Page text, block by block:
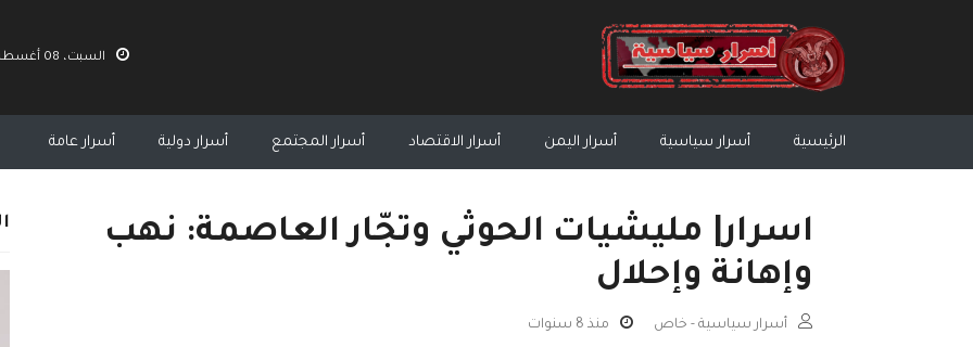
السبت، 08 أغسطس 2026 10:58 ص
الرئيسية أسرار سياسية أسرار اليمن أسرار الاقتصاد أسرار المجتمع أسرار دولية أسرار عامة
اسرار| مليشيات الحوثي وتجّار العاصمة: نهب
وإهانة وإحلال
أسرار سياسية - خاص منذ 8 سنوات